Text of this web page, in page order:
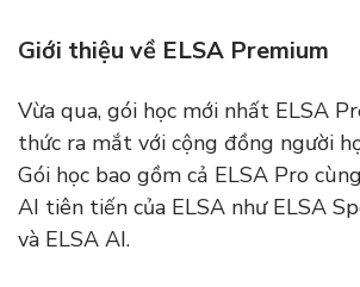
Giới thiệu về ELSA Premium
Vừa qua, gói học mới nhất ELSA
thức ra mắt với cộng đồng người
Gói học bao gồm cả ELSA Pro
AI tiên tiến của ELSA như ELSA
và ELSA AI.